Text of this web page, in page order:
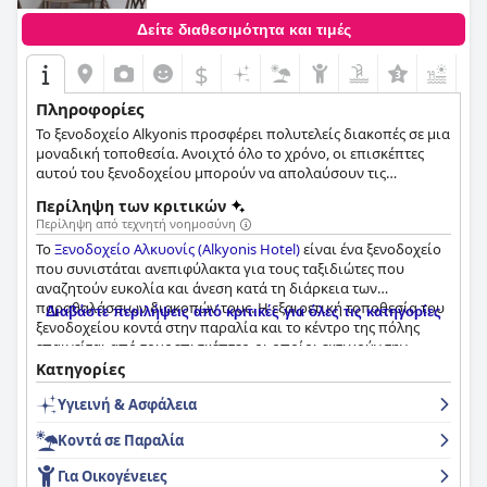
Δείτε διαθεσιμότητα και τιμές
$
Πληροφορίες
Το ξενοδοχείο Alkyonis προσφέρει πολυτελείς διακοπές σε μια
μοναδική τοποθεσία. Ανοιχτό όλο το χρόνο, οι επισκέπτες
αυτού του ξενοδοχείου μπορούν να απολαύσουν τις
που ανήκει στον ίδιο όμιλο.
Περίληψη των κριτικών
Περίληψη από τεχνητή νοημοσύνη
ΤοΞενοδοχείο Αλκυονίς (Alkyonis Hotel)είναι ένα ξενοδοχείο
που συνιστάται ανεπιφύλακτα για τους ταξιδιώτες που
αναζητούν ευκολία και άνεση κατά τη διάρκεια των
παραθαλάσσιων διακοπών τους. Η εξαιρετική τοποθεσία του
ξενοδοχείου κοντά στην παραλία και το κέντρο της πόλης
επαινείται από τους επισκέπτες, οι οποίοι εκτιμούν την
εγγύτητά του σε εστιατόρια, νυχτερινή ζωή και το σταθμό
λεωφορείων. Το πρωινό στοΞενοδοχείο Αλκυονίς (Alkyonis
Hotel)είναι ποικίλο, νόστιμο και συνιστάται ανεπιφύλακτα,
και καταπληκτικό. Τα δωμάτια είναι καθαρά και άνετα με
υπέροχη θέα στο μπαλκόνι και η καθημερινή καθαριότητα
Διαβάστε περιλήψεις από κριτικές για όλες τις κατηγορίες
Κατηγορίες
Υγιεινή & Ασφάλεια
Κοντά σε Παραλία
Για Οικογένειες